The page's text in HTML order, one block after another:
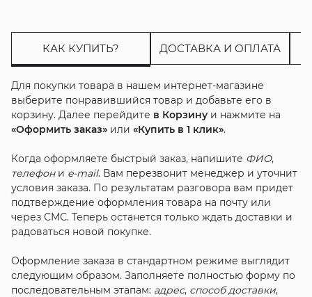
КАК КУПИТЬ? ДОСТАВКА И ОПЛАТА
Для покупки товара в нашем интернет-магазине
выберите понравившийся товар и добавьте его в
корзину. Далее перейдите в Корзинуи нажмите на
«Оформить заказ»или «Купить в 1 клик».
Когда оформляете быстрый заказ, напишите ФИО,
телефони e-mail. Вам перезвонит менеджер и уточнит
условия заказа. По результатам разговора вам придет
подтверждение оформления товара на почту или
через СМС. Теперь останется только ждать доставки и
радоваться новой покупке.
Оформление заказа в стандартном режиме выглядит
следующим образом. Заполняете полностью форму по
последовательным этапам: адрес, способ доставки,